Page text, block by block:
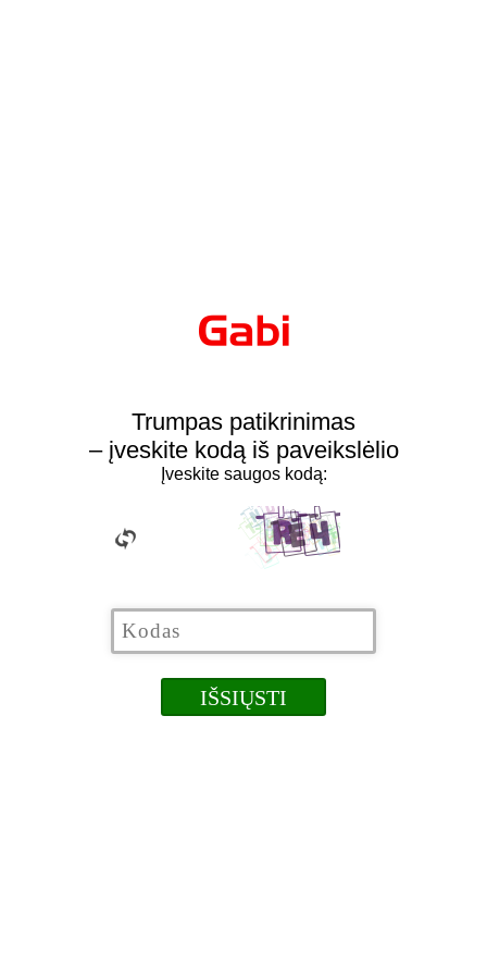
Trumpas patikrinimas
– įveskite kodą iš paveikslėlio
Įveskite saugos kodą: